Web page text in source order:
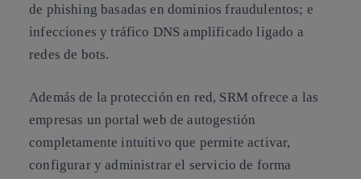
de phishing basadas en dominios fraudulentos; e
infecciones y tráfico DNS amplificado ligado a
redes de bots.
Además de la protección en red, SRM ofrece a las
empresas un portal web de autogestión
completamente intuitivo que permite activar,
configurar y administrar el servicio de forma